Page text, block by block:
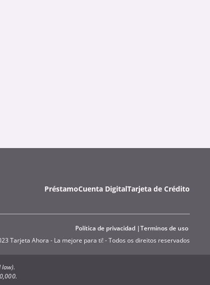
PréstamoCuenta DigitalTarjeta de Crédito
Política de privacidad Terminos de uso
Tarjeta Ahora - La mejore para ti! - Todos os direitos reservados
law).